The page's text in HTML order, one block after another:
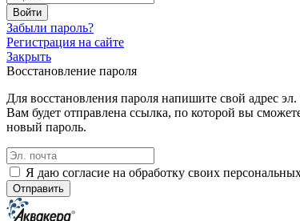
Забыли пароль?
Регистрация на сайте
Закрыть
Восстановление пароля
Для восстановления пароля напишите свой адрес
Вам будет отправлена ссылка, по которой вы
новый пароль.
Я даю согласие на обработку своих